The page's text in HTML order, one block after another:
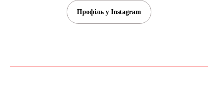
Профіль у Іnstagram